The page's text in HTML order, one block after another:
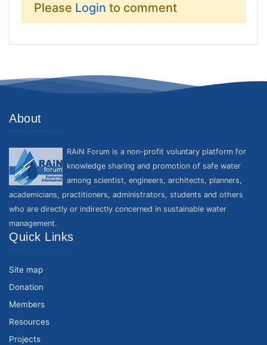
Please Login to comment
About
RAiN Forum is a non-profit voluntary platform for
knowledge sharing and promotion of safe water
among scientist, engineers, architects, planners,
academicians, practitioners, administrators, students and others
who are directly or indirectly concerned in sustainable water
management.
Quick Links
Site map
Donation
Members
Resources
Projects